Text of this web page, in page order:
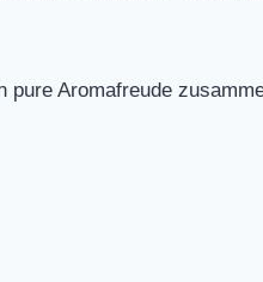
pure Aromafreude